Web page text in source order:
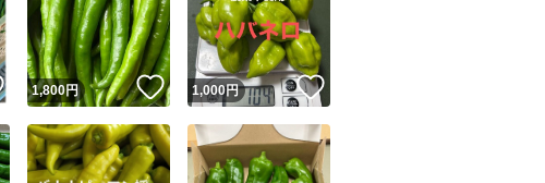
ユーザーの実績について
Yahoo!フリマが定めた一定の基準を満たしたユーザーにバッジを付与しています
安心取引出品者
いいね！
1,800円 いいね！
1,000円